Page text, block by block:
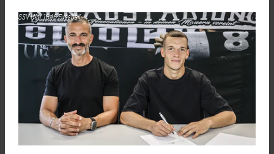
SSV Ulm 1846 Fussball